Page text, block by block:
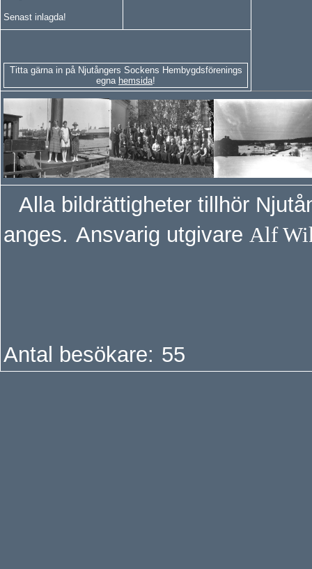
Senast inlagda!
Titta gärna in på Njutångers Sockens Hembygdsförenings
egna hemsida!
Alla bildrättigheter tillhör
anges. Ansvarig utgivare Alf
Antal besökare: